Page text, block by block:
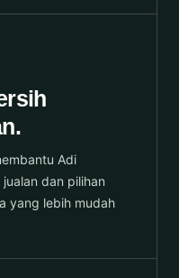
Adi
dan pilihan
yang lebih mudah